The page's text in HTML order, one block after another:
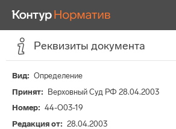
Реквизиты документа
Вид
Определение
Принят
Верховный Суд РФ 28.04.2003
Номер
44-О03-19
Редакция от
28.04.2003